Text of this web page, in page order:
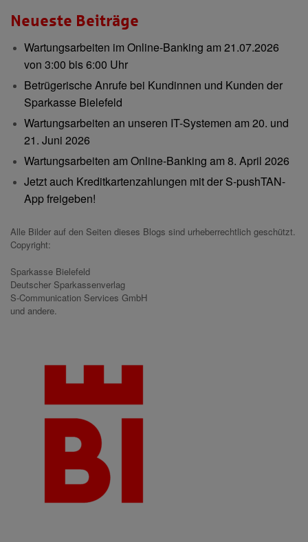
Neueste Beiträge
Wartungsarbeiten im Online-Banking am 21.07.2026
von 3:00 bis 6:00 Uhr
Betrügerische Anrufe bei Kundinnen und Kunden der
Sparkasse Bielefeld
Wartungsarbeiten an unseren IT-Systemen am 20. und
21. Juni 2026
Wartungsarbeiten am Online-Banking am 8. April 2026
Jetzt auch Kreditkartenzahlungen mit der S-pushTAN-
App freigeben!
Alle Bilder auf den Seiten dieses Blogs sind urheberrechtlich geschützt.
Copyright:
Sparkasse Bielefeld
Deutscher Sparkassenverlag
S-Communication Services GmbH
und andere.